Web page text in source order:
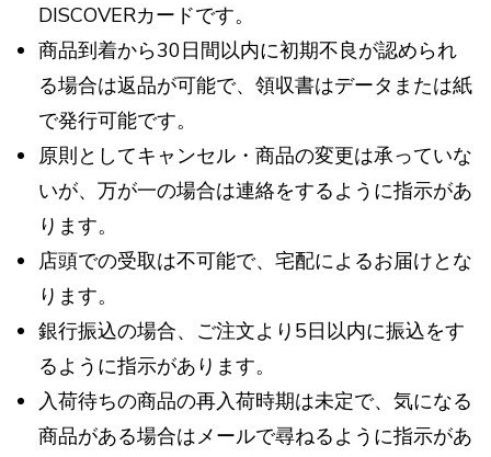
DISCOVERカードです。
商品到着から30日間以内に初期不良が認められ
る場合は返品が可能で、領収書はデータまたは紙
で発行可能です。
原則としてキャンセル・商品の変更は承っていな
いが、万が一の場合は連絡をするように指示があ
ります。
店頭での受取は不可能で、宅配によるお届けとな
ります。
銀行振込の場合、ご注文より5日以内に振込をす
るように指示があります。
入荷待ちの商品の再入荷時期は未定で、気になる
商品がある場合はメールで尋ねるように指示があ